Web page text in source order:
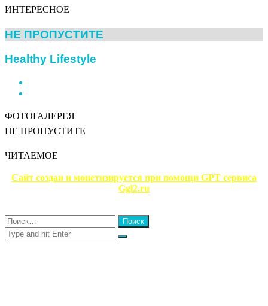
ИНТЕРЕСНОЕ
НЕ ПРОПУСТИТЕ
Healthy Lifestyle
ФОТОГАЛЕРЕЯ
НЕ ПРОПУСТИТЕ
ЧИТАЕМОЕ
Сайт создан и монетизируется при помощи GPT сервиса
Ggl2.ru
Close
Найти:
Close
Search